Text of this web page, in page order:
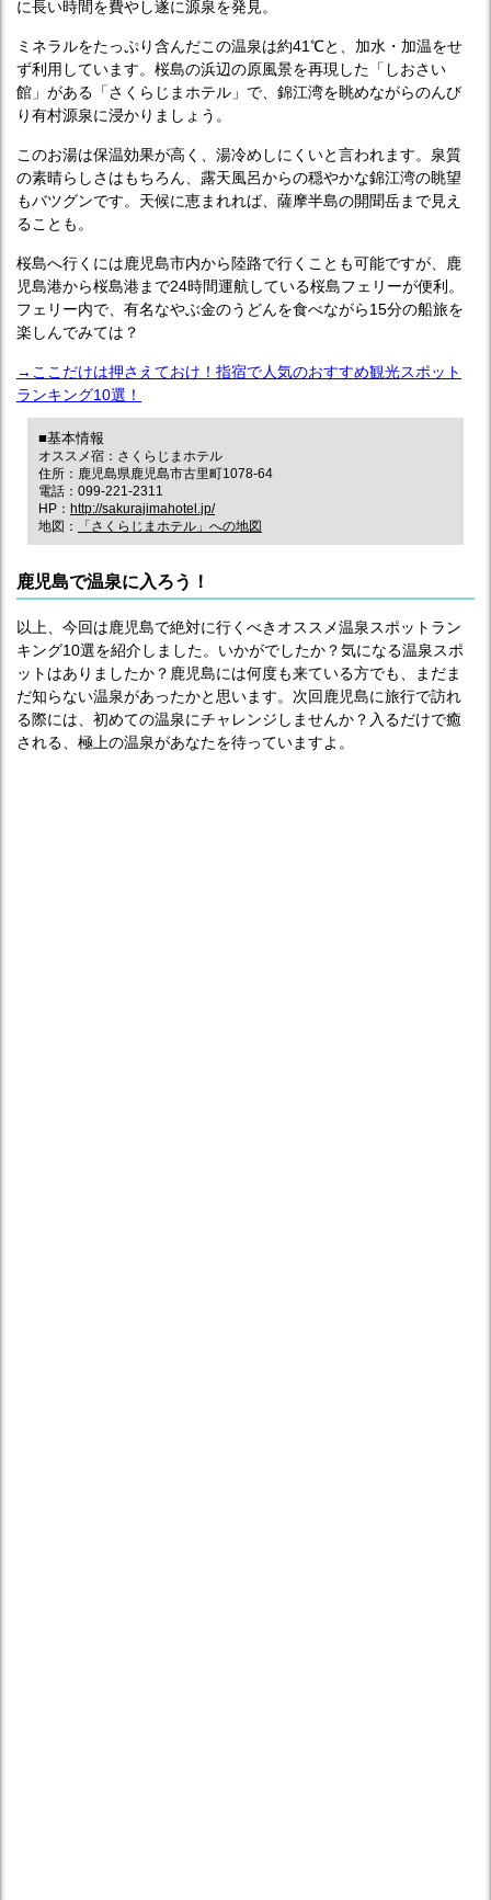
に長い時間を費やし遂に源泉を発見。
ミネラルをたっぷり含んだこの温泉は約41℃と、加水・加温をせ
ず利用しています。桜島の浜辺の原風景を再現した「しおさい
館」がある「さくらじまホテル」で、錦江湾を眺めながらのんび
り有村源泉に浸かりましょう。
このお湯は保温効果が高く、湯冷めしにくいと言われます。泉質
の素晴らしさはもちろん、露天風呂からの穏やかな錦江湾の眺望
もバツグンです。天候に恵まれれば、薩摩半島の開聞岳まで見え
ることも。
桜島へ行くには鹿児島市内から陸路で行くことも可能ですが、鹿
児島港から桜島港まで24時間運航している桜島フェリーが便利。
フェリー内で、有名なやぶ金のうどんを食べながら15分の船旅を
楽しんでみては？
→ここだけは押さえておけ！指宿で人気のおすすめ観光スポット
ランキング10選！
■基本情報
オススメ宿：さくらじまホテル
住所：鹿児島県鹿児島市古里町1078-64
電話：099-221-2311
HP： http://sakurajimahotel.jp/
地図：
「さくらじまホテル」への地図
鹿児島で温泉に入ろう！
以上、今回は鹿児島で絶対に行くべきオススメ温泉スポットラン
キング10選を紹介しました。いかがでしたか？気になる温泉スポ
ットはありましたか？鹿児島には何度も来ている方でも、まだま
だ知らない温泉があったかと思います。次回鹿児島に旅行で訪れ
る際には、初めての温泉にチャレンジしませんか？入るだけで癒
される、極上の温泉があなたを待っていますよ。